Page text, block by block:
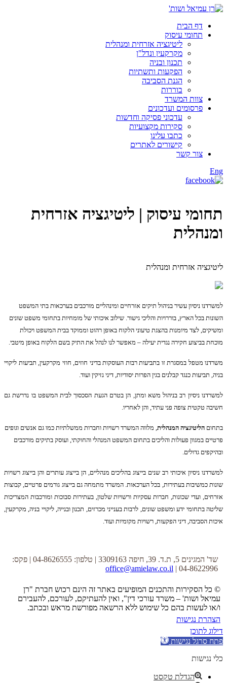
דף הבית
תחומי עיסוק
ליטיגציה אזרחית ומנהלית
מקרקעין ונדל"ן
תכנון ובניה
הפקעות ותשתיות
הגנת הסביבה
בוררות
צוות המשרד
פרסומים ועדכונים
עדכוני פסיקה וחדשות
סקירות מקצועיות
כתבו עלינו
קישורים לאתרים
צור קשר
Eng
תחומי עיסוק | ליטיגציה אזרחית
ומנהלית
ליטיגציה אזרחית ומנהלית
למשרדנו ניסיון עשיר בניהול תיקים אזרחיים ומינהליים מורכבים בערכאות בתי המשפט
השונות בכל הארץ, בוררויות והליכי גישור. שילוב איכותי של מומחיות בתחומי משפט שונים
ומשיקים, לצד מיומנות בהצגת טיעוני הלקוח באופן רהוט וממוקד בבית המשפט ויכולת
מוכחת בביצוע חקירה נגדית יעילה – מאפשר לנו לנהל את התיק בשם הלקוח באופן מיטבי.
משרדנו מטפל במסגרת זו בתביעות רבות העוסקות בדיני חוזים, חוזי מקרקעין, תביעות ליקויי
בניה, תביעות כנגד קבלנים בגין הפרות יסודיות, דיני נזיקין ועוד.
למשרדנו ניסיון רב בניהול משא ומתן, הן בטרם הגעת הסכסוך לבית המשפט בו נדרשת גם
חשיבה טקטית צופה פני עתיד, והן לאחריו.
בתחום הליטיגציה המנהלית , מלווה המשרד רשויות וחברות ממשלתיות כמו גם אנשים וגופים
פרטיים במגוון פעולות והליכים בתחום המשפט המנהלי והחוקתי, ועוסק בתיקים מורכבים
ובהיקפים גדולים.
למשרדנו ניסיון איכותי רב שנים בייצוג בהליכים מנהליים, הן בייצוג עותרים והן בייצוג רשויות
שונות כמשיבות בעתירות, בכל הערכאות. המשרד מתמחה גם בייצוג גורמים פרטיים, קבוצות
אזרחים, ועדי שכונות, חברות עסקיות ורשויות שלטון, בעתירות סבוכות ומורכבות המצריכות
שליטה בתחומי ידע ומשפט שונים, לרבות בענייני מכרזים, תכנון ובנייה, ליקויי בניה, מקרקעין,
איכות הסביבה, דיני הפקעות, רשויות מקומיות ועוד.
שד' המגינים 5, ת.ד. 39, חיפה 3309163 | טלפון: 04-8626555 | פקס:
04-8622996 |
office@amielaw.co.il
© כל הסקירות והתכנים המופיעים באתר זה הינם רכוש חברת "רן
עמיאל ושות' – משרד עורכי דין", ואין להעתיקם, לעורכם, להעבירם
ו/או לעשות בהם כל שימוש ללא הרשאה מפורשת מראש ובכתב.
הצהרת נגישות
דילוג לתוכן
פתח סרגל נגישות
כלי נגישות
הגדלת טקסט